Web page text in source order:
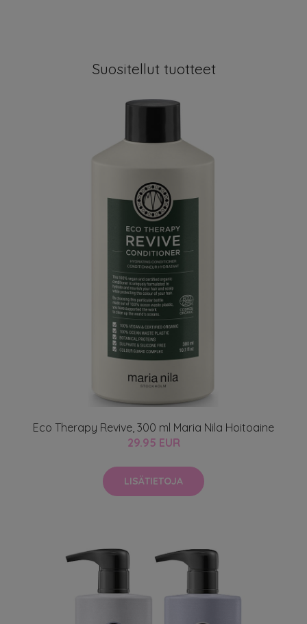
Suositellut tuotteet
Eco Therapy Revive, 300 ml Maria Nila Hoitoaine
29.95 EUR
LISÄTIETOJA